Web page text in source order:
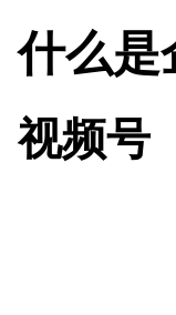
什么是
视频号